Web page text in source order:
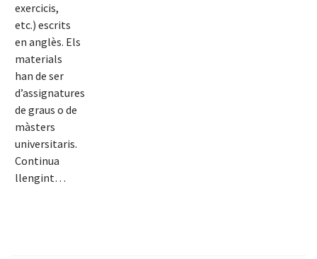
exercicis,
etc.) escrits
en anglès. Els
materials
han de ser
d’assignatures
de graus o de
màsters
universitaris.
Continua
llengint…